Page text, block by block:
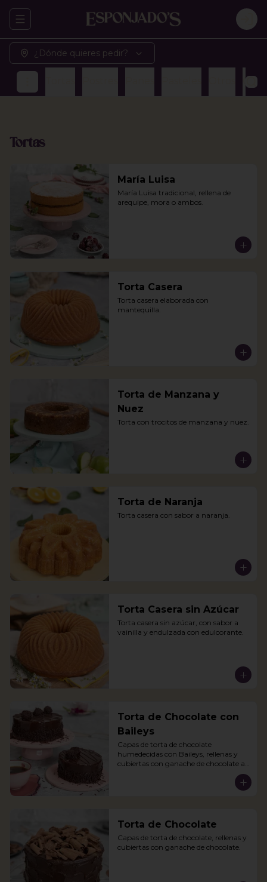
Abrir menu de navegación
¿Dónde quieres pedir?
Café
Tortas
María Luisa
María Luisa tradicional, rellena de
arequipe, mora o ambos.
Torta Casera
Torta casera elaborada con
mantequilla.
Torta de Manzana y
Nuez
Torta con trocitos de manzana y nuez.
Torta de Naranja
Torta casera con sabor a naranja.
Torta Casera sin Azúcar
Torta casera sin azúcar, con sabor a
vainilla y endulzada con edulcorante.
Torta de Chocolate con
Baileys
Capas de torta de chocolate
humedecidas con Baileys, rellenas y
cubiertas con ganache de chocolate al
Torta de Chocolate
Capas de torta de chocolate, rellenas y
cubiertas con ganache de chocolate.